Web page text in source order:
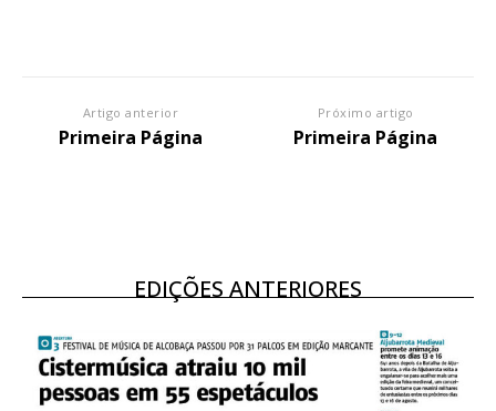
Artigo anterior
Primeira Página
Próximo artigo
Primeira Página
EDIÇÕES ANTERIORES